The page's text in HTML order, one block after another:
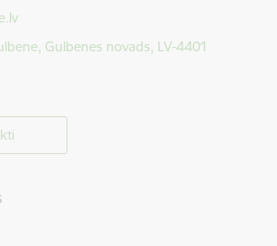
Gulbenes novads, LV-4401